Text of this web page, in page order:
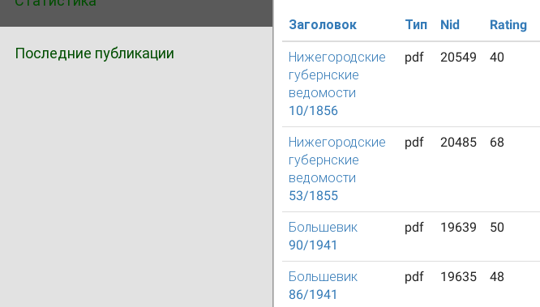
Последние публикации
Заголовок Тип Nid Rating
Нижегородские
губернские
ведомости
10/1856
pdf 20549 40
Нижегородские
губернские
ведомости
53/1855
pdf 20485 68
Большевик
90/1941
pdf 19639 50
Большевик
86/1941
pdf 19635 48